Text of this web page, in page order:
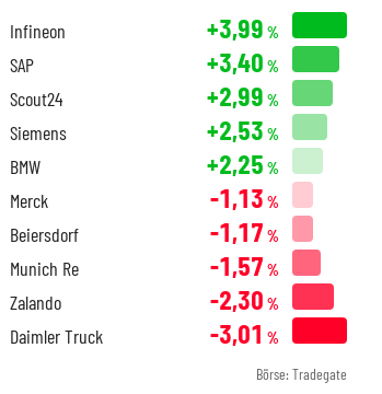
Infineon +3,99 %
SAP +3,40 %
Scout24 +2,99 %
Siemens +2,53 %
BMW +2,25 %
Merck -1,13 %
Beiersdorf -1,17 %
Munich Re -1,57 %
Zalando -2,30 %
Daimler Truck -3,01 %
Börse: Tradegate